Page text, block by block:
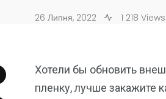
26 Липня, 2022 1 218 Views
Хотели бы обновить
пленку, лучше закажите